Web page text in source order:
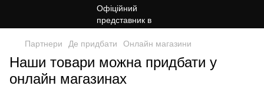
Партнери Де придбати Онлайн магазини
Наши товари можна придбати у
онлайн магазинах